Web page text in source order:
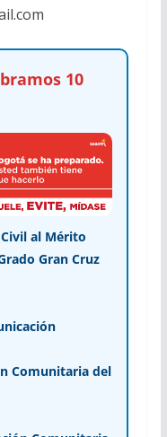
10
al Mérito
Gran Cruz
Comunitaria del